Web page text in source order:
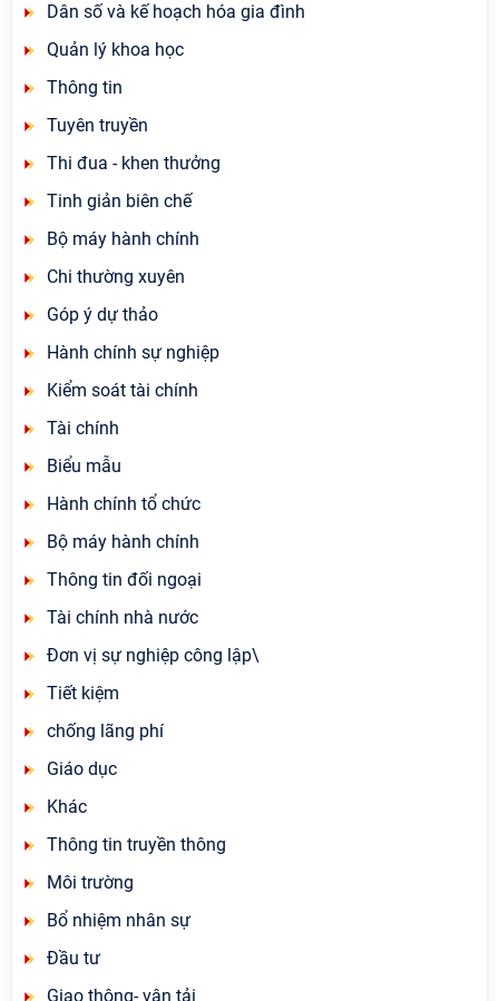
Dân số và kế hoạch hóa gia đình
Quản lý khoa học
Thông tin
Tuyên truyền
Thi đua - khen thưởng
Tinh giản biên chế
Bộ máy hành chính
Chi thường xuyên
Góp ý dự thảo
Hành chính sự nghiệp
Kiểm soát tài chính
Tài chính
Biểu mẫu
Hành chính tổ chức
Bộ máy hành chính
Thông tin đối ngoại
Tài chính nhà nước
Đơn vị sự nghiệp công lập\
Tiết kiệm
chống lãng phí
Giáo dục
Khác
Thông tin truyền thông
Môi trường
Bổ nhiệm nhân sự
Đầu tư
Giao thông- vận tải